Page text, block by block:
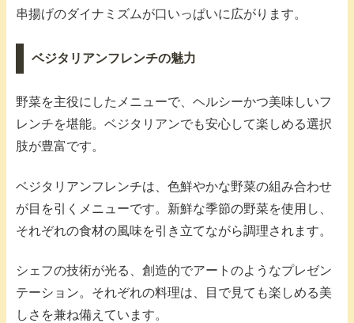
串揚げのダイナミズムが口いっぱいに広がります。
ベジタリアンフレンチの魅力
野菜を主役にしたメニューで、ヘルシーかつ美味しいフ
レンチを堪能。ベジタリアンでも安心して楽しめる選択
肢が豊富です。
ベジタリアンフレンチは、色鮮やかな野菜の組み合わせ
が目を引くメニューです。新鮮な季節の野菜を使用し、
それぞれの食材の風味を引き立てながら調理されます。
シェフの技術が光る、創造的でアートのようなプレゼン
テーション。それぞれの料理は、目で見ても楽しめる美
しさを兼ね備えています。